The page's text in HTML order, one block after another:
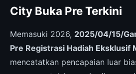
City Buka Pre Terkini
Memasuki 2026, 2025/04/15/
Pre Registrasi Hadiah Eksklusif
mencatatkan pencapaian luar